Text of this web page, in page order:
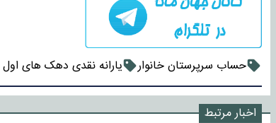
حساب سرپرستان خانوار یارانه نقدی دهک های
اخبار مرتبط